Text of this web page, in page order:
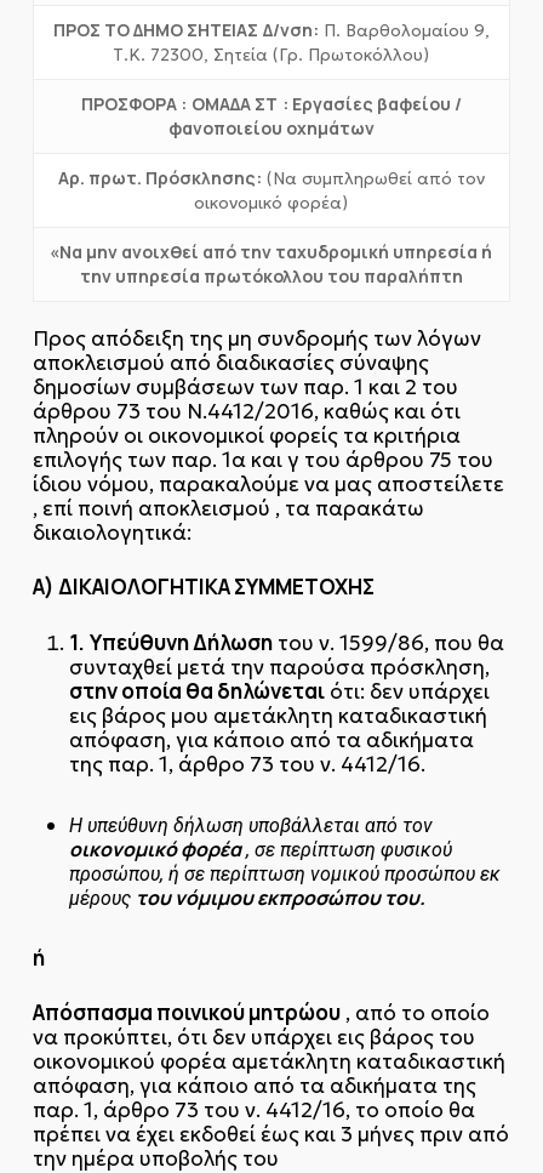
ΠΡΟΣ ΤΟ ΔΗΜΟ ΣΗΤΕΙΑΣ Δ/νση: Π. Βαρθολομαίου 9,
Τ.Κ. 72300, Σητεία (Γρ. Πρωτοκόλλου)
ΠΡΟΣΦΟΡΑ : ΟΜΑΔΑ ΣΤ : Εργασίες βαφείου /
φανοποιείου οχημάτων
Αρ. πρωτ. Πρόσκλησης: (Να συμπληρωθεί από τον
οικονομικό φορέα)
«Να μην ανοιχθεί από την ταχυδρομική υπηρεσία ή
την υπηρεσία πρωτόκολλου του παραλήπτη
Προς απόδειξη της μη συνδρομής των λόγων
αποκλεισμού από διαδικασίες σύναψης
δημοσίων συμβάσεων των παρ. 1 και 2 του
άρθρου 73 του Ν.4412/2016, καθώς και ότι
πληρούν οι οικονομικοί φορείς τα κριτήρια
επιλογής των παρ. 1α και γ του άρθρου 75 του
ίδιου νόμου, παρακαλούμε να μας αποστείλετε
, επί ποινή αποκλεισμού , τα παρακάτω
δικαιολογητικά:
Α) ΔΙΚΑΙΟΛΟΓΗΤΙΚΑ ΣΥΜΜΕΤΟΧΗΣ
1. Υπεύθυνη Δήλωσητου ν. 1599/86, που θα
συνταχθεί μετά την παρούσα πρόσκληση,
στην οποία θα δηλώνεταιότι: δεν υπάρχει
εις βάρος μου αμετάκλητη καταδικαστική
απόφαση, για κάποιο από τα αδικήματα
της παρ. 1, άρθρο 73 του ν. 4412/16.
Η υπεύθυνη δήλωση υποβάλλεται από τον
οικονομικό φορέα, σε περίπτωση φυσικού
προσώπου, ή σε περίπτωση νομικού προσώπου εκ
μέρους του νόμιμου εκπροσώπου του.
ή
Απόσπασμα ποινικού μητρώου, από το οποίο
να προκύπτει, ότι δεν υπάρχει εις βάρος του
οικονομικού φορέα αμετάκλητη καταδικαστική
απόφαση, για κάποιο από τα αδικήματα της
παρ. 1, άρθρο 73 του ν. 4412/16, το οποίο θα
πρέπει να έχει εκδοθεί έως και 3 μήνες πριν από
την ημέρα υποβολής του